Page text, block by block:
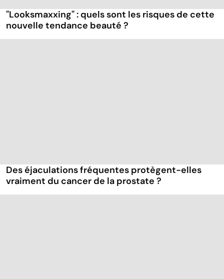
"Looksmaxxing" : quels sont les risques de cette
nouvelle tendance beauté ?
Des éjaculations fréquentes protègent-elles
vraiment du cancer de la prostate ?